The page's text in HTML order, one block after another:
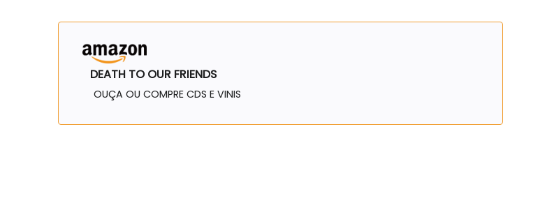
DEATH TO OUR FRIENDS
OUÇA OU COMPRE CDS E VINIS